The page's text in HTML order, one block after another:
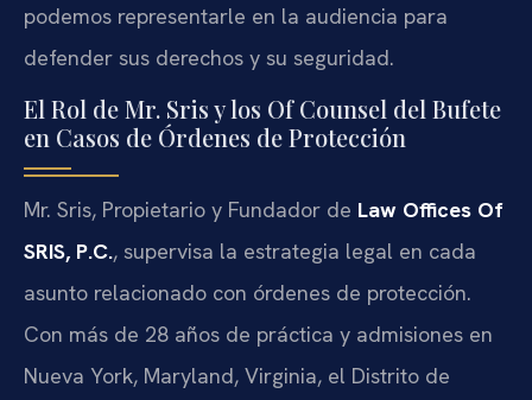
podemos representarle en la audiencia para
defender sus derechos y su seguridad.
El Rol de Mr. Sris y los Of Counsel del Bufete
en Casos de Órdenes de Protección
Mr. Sris, Propietario y Fundador de Law Offices Of
SRIS, P.C., supervisa la estrategia legal en cada
asunto relacionado con órdenes de protección.
Con más de 28 años de práctica y admisiones en
Nueva York, Maryland, Virginia, el Distrito de